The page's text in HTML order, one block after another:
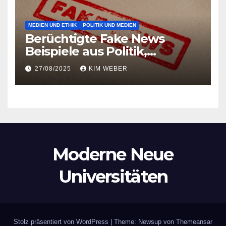
MEDIEN UND ETHIK POLITIK UND MEDIEN
Berüchtigte Fake News
Beispiele aus Politik,
Pandemie und Popkultur
entlarvt
27/08/2025 KIM WEBER
Moderne Neue
Universitäten
Stolz präsentiert von WordPress Theme: Newsup von Themeansar